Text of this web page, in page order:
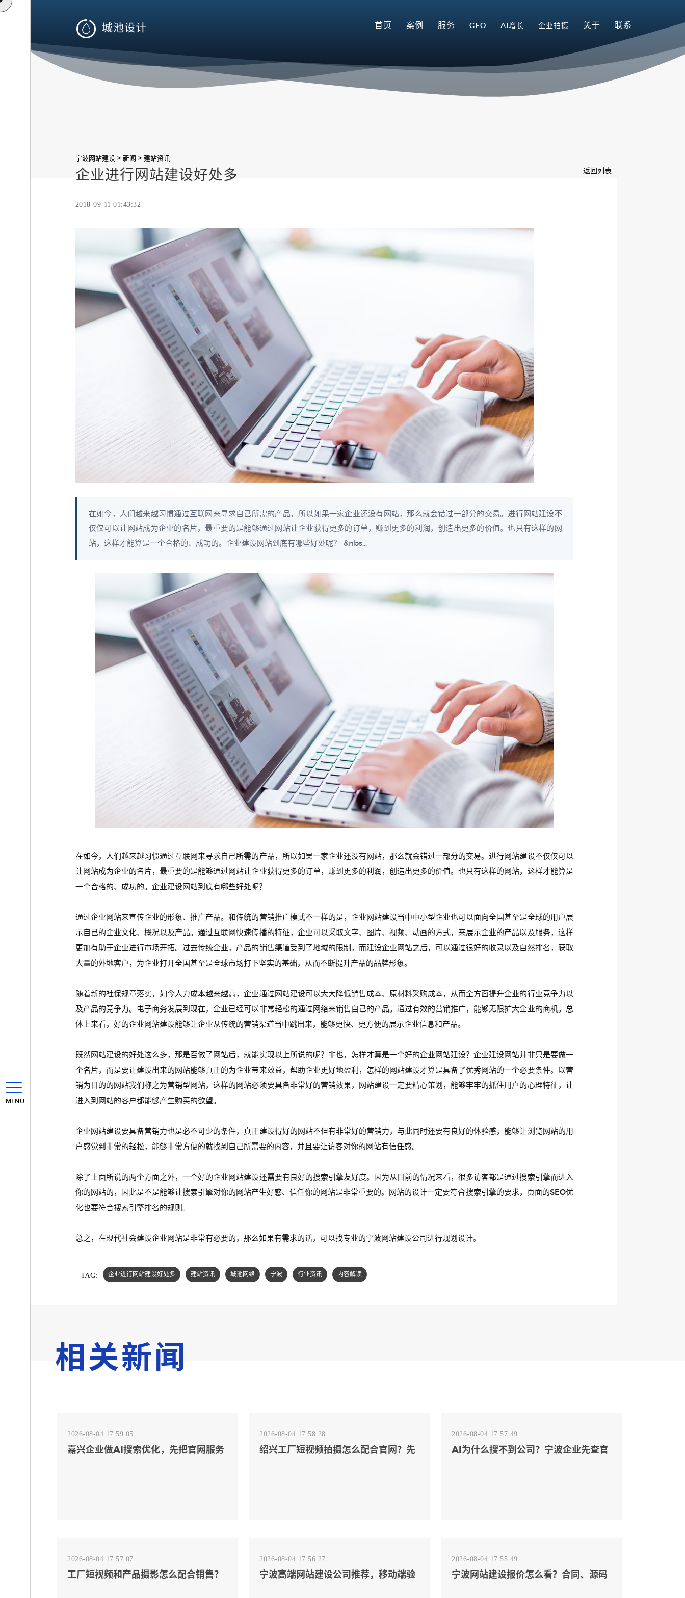
MENU
 首页 案例 服务 GEO AI增长 企业拍摄 关于 联系
宁波网站建设> 新闻 > 建站资讯
返回列表
企业进行网站建设好处多
2018-09-11 01:43:32
在如今，人们越来越习惯通过互联网来寻求自己所需的产品，所以如果一家企业还没有网站，那么就会错过一部分的交易。进行网站建设不
仅仅可以让网站成为企业的名片，最重要的是能够通过网站让企业获得更多的订单，赚到更多的利润，创造出更多的价值。也只有这样的网
站，这样才能算是一个合格的、成功的。企业建设网站到底有哪些好处呢？ &nbs...
在如今，人们越来越习惯通过互联网来寻求自己所需的产品，所以如果一家企业还没有网站，那么就会错过一部分的交易。进行网站建设不仅仅可以
让网站成为企业的名片，最重要的是能够通过网站让企业获得更多的订单，赚到更多的利润，创造出更多的价值。也只有这样的网站，这样才能算是
一个合格的、成功的。企业建设网站到底有哪些好处呢？
通过企业网站来宣传企业的形象、推广产品。和传统的营销推广模式不一样的是，企业网站建设当中中小型企业也可以面向全国甚至是全球的用户展
示自己的企业文化、概况以及产品。通过互联网快速传播的特征，企业可以采取文字、图片、视频、动画的方式，来展示企业的产品以及服务，这样
更加有助于企业进行市场开拓。过去传统企业，产品的销售渠道受到了地域的限制，而建设企业网站之后，可以通过很好的收录以及自然排名，获取
大量的外地客户，为企业打开全国甚至是全球市场打下坚实的基础，从而不断提升产品的品牌形象。
随着新的社保规章落实，如今人力成本越来越高，企业通过网站建设可以大大降低销售成本、原材料采购成本，从而全方面提升企业的行业竞争力以
及产品的竞争力。电子商务发展到现在，企业已经可以非常轻松的通过网络来销售自己的产品。通过有效的营销推广，能够无限扩大企业的商机。总
体上来看，好的企业网站建设能够让企业从传统的营销渠道当中跳出来，能够更快、更方便的展示企业信息和产品。
既然网站建设的好处这么多，那是否做了网站后，就能实现以上所说的呢？非也，怎样才算是一个好的企业网站建设？企业建设网站并非只是要做一
个名片，而是要让建设出来的网站能够真正的为企业带来效益，帮助企业更好地盈利，怎样的网站建设才算是具备了优秀网站的一个必要条件。以营
销为目的的网站我们称之为营销型网站，这样的网站必须要具备非常好的营销效果，网站建设一定要精心策划，能够牢牢的抓住用户的心理特征，让
进入到网站的客户都能够产生购买的欲望。
企业网站建设要具备营销力也是必不可少的条件，真正建设得好的网站不但有非常好的营销力，与此同时还要有良好的体验感，能够让浏览网站的用
户感觉到非常的轻松，能够非常方便的就找到自己所需要的内容，并且要让访客对你的网站有信任感。
除了上面所说的两个方面之外，一个好的企业网站建设还需要有良好的搜索引擎友好度。因为从目前的情况来看，很多访客都是通过搜索引擎而进入
你的网站的，因此是不是能够让搜索引擎对你的网站产生好感、信任你的网站是非常重要的。网站的设计一定要符合搜索引擎的要求，页面的SEO优
化也要符合搜索引擎排名的规则。
总之，在现代社会建设企业网站是非常有必要的，那么如果有需求的话，可以找专业的宁波网站建设公司进行规划设计。
TAG: 企业进行网站建设好处多 建站资讯 城池网络 宁波 行业资讯 内容解读
相关新闻
2026-08-04 17:59:05
嘉兴企业做AI搜索优化，先把官网服务
2026-08-04 17:58:28
绍兴工厂短视频拍摄怎么配合官网？先
2026-08-04 17:57:49
AI为什么搜不到公司？宁波企业先查官
2026-08-04 17:57:07
工厂短视频和产品摄影怎么配合销售？
2026-08-04 17:56:27
宁波高端网站建设公司推荐，移动端验
2026-08-04 17:55:49
宁波网站建设报价怎么看？合同、源码